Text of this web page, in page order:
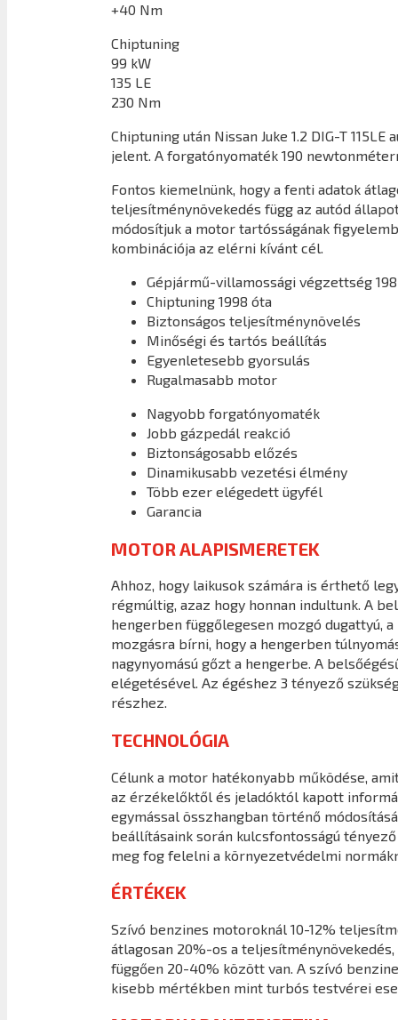
+40 Nm
Chiptuning
99 kW
135 LE
230 Nm
Chiptuning után Nissan Juke 1.2 DIG-T 115LE
jelent. A forgatónyomaték 190
Fontos kiemelnünk, hogy a fenti adatok
teljesítménynövekedés függ az autód
módosítjuk a motor tartósságának
kombinációja az elérni kívánt cél.
Gépjármű-villamossági végzettség
Chiptuning 1998 óta
Biztonságos teljesítménynövelés
Minőségi és tartós beállítás
Egyenletesebb gyorsulás
Rugalmasabb motor
Nagyobb forgatónyomaték
Jobb gázpedál reakció
Biztonságosabb előzés
Dinamikusabb vezetési élmény
Több ezer elégedett ügyfél
Garancia
MOTOR ALAPISMERETEK
Ahhoz, hogy laikusok számára is érthető
régmúltig, azaz hogy honnan indultunk. A
hengerben függőlegesen mozgó dugattyú,
mozgásra bírni, hogy a hengerben
nagynyomású gőzt a hengerbe. A
elégetésével. Az égéshez 3 tényező
részhez.
TECHNOLÓGIA
Célunk a motor hatékonyabb működése,
az érzékelőktől és jeladóktól kapott
egymással összhangban történő
beállításaink során kulcsfontosságú
meg fog felelni a környezetvédelmi
ÉRTÉKEK
Szívó benzines motoroknál 10-12%
átlagosan 20%-os a
függően 20-40% között van. A szívó
kisebb mértékben mint turbós testvérei